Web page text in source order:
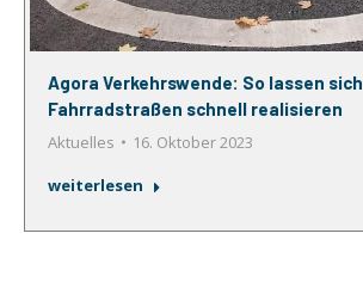
Agora Verkehrswende: So lassen sich
Fahrradstraßen schnell realisieren
Aktuelles
16. Oktober 2023
weiterlesen